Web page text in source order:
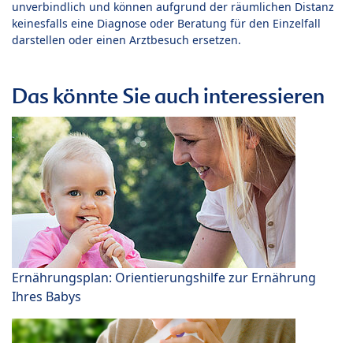
unverbindlich und können aufgrund der räumlichen Distanz
keinesfalls eine Diagnose oder Beratung für den Einzelfall
darstellen oder einen Arztbesuch ersetzen.
Das könnte Sie auch interessieren
Ernährungsplan: Orientierungshilfe zur Ernährung
Ihres Babys